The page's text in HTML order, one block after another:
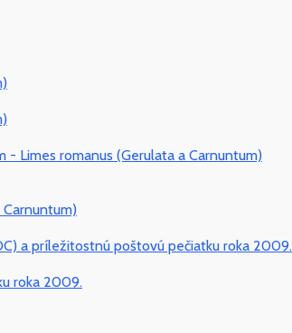
Limes romanus (Gerulata a Carnuntum)
a príležitostnú poštovú pečiatku roka 2009.
roka 2009.